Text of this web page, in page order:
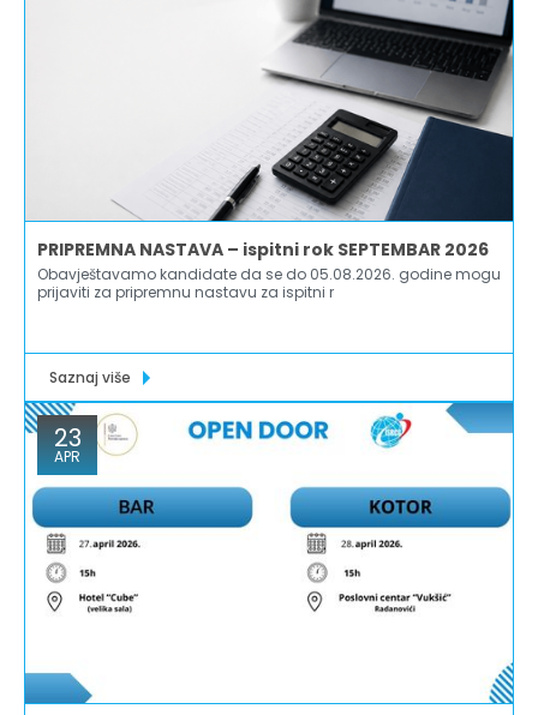
PRIPREMNA NASTAVA – ispitni rok SEPTEMBAR 2026
Obavještavamo kandidate da se do 05.08.2026. godine mogu
prijaviti za pripremnu nastavu za ispitni r
Saznaj više
23
APR